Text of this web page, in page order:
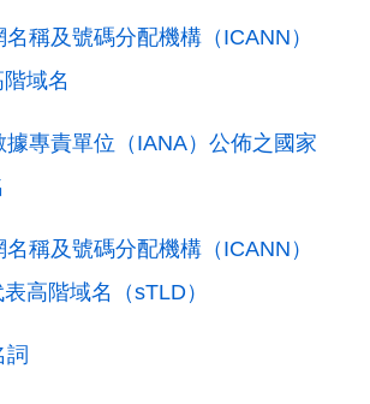
稱及號碼分配機構（ICANN）
域名
據專責單位（IANA）公佈之國家
稱及號碼分配機構（ICANN）
高階域名（sTLD）
詞